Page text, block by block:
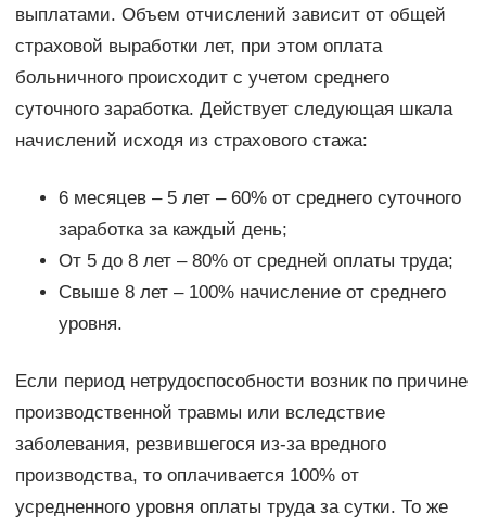
выплатами. Объем отчислений зависит от общей
страховой выработки лет, при этом оплата
больничного происходит с учетом среднего
суточного заработка. Действует следующая шкала
начислений исходя из страхового стажа:
6 месяцев – 5 лет – 60% от среднего суточного
заработка за каждый день;
От 5 до 8 лет – 80% от средней оплаты труда;
Свыше 8 лет – 100% начисление от среднего
уровня.
Если период нетрудоспособности возник по причине
производственной травмы или вследствие
заболевания, резвившегося из-за вредного
производства, то оплачивается 100% от
усредненного уровня оплаты труда за сутки. То же